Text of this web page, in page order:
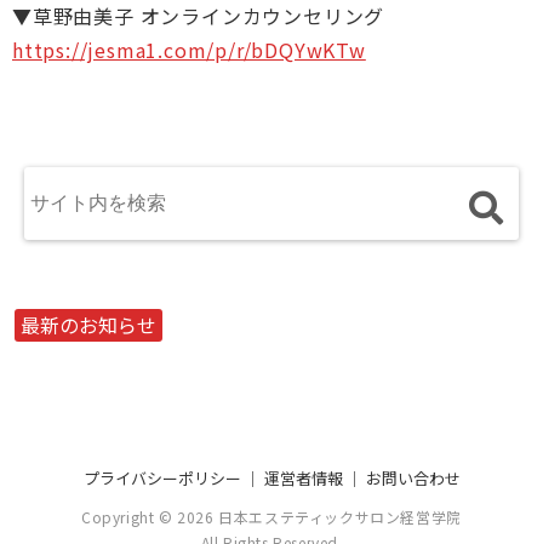
▼草野由美子 オンラインカウンセリング
https://jesma1.com/p/r/bDQYwKTw
最新のお知らせ
プライバシーポリシー ｜ 運営者情報 ｜ お問い合わせ
Copyright © 2026 日本エステティックサロン経営学院